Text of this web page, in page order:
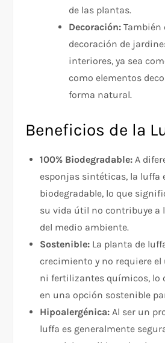
de las plantas.
Decoración: También
decoración de
interiores, ya sea
como elementos
forma natural.
Beneficios de la
100% Biodegradable: A
esponjas sintéticas, la luffa
biodegradable, lo que
su vida útil no contribuye a
del medio ambiente.
Sostenible: La planta de
crecimiento y no requiere el
ni fertilizantes químicos, lo
en una opción sostenible
Hipoalergénica: Al ser un
luffa es generalmente